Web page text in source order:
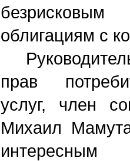
облигациям с
прав
услуг, член
Михаил
интересным